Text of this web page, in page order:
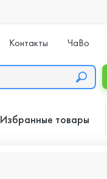
Контакты ЧаВо
Избранные товары